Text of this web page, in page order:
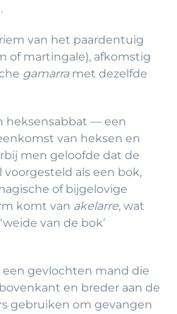
van het paardentuig
of martingale), afkomstig
gamarramet dezelfde
heksensabbat — een
van heksen en
men geloofde dat de
voorgesteld als een bok,
of bijgelovige
komt van akelarre, wat
van de bok’
een gevlochten mand die
en breder aan de
gebruiken om gevangen